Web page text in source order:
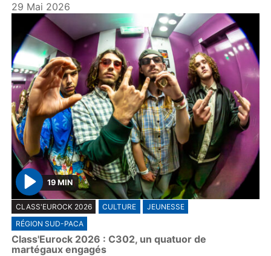
29 Mai 2026
P
l
a
y
19 MIN
CLASS'EUROCK 2026 CULTURE
JEUNESSE
RÉGION SUD-PACA
Class'Eurock 2026 : C302, un quatuor de
martégaux engagés